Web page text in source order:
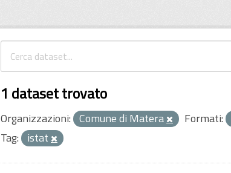
1 dataset trovato
Organizzazioni: Comune di Matera Formati:
Tag: istat